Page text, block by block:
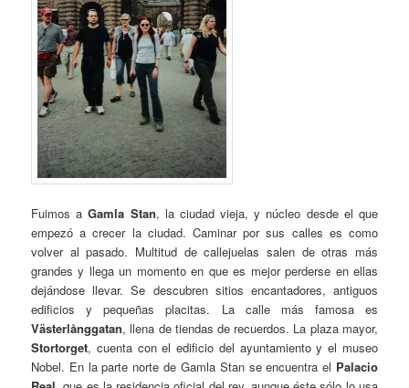
Fuimos aGamla Stan, la ciudad vieja, y núcleo desde el que
empezó a crecer la ciudad. Caminar por sus calles es como
volver al pasado. Multitud de callejuelas salen de otras más
grandes y llega un momento en que es mejor perderse en ellas
dejándose llevar. Se descubren sitios encantadores, antiguos
edificios y pequeñas placitas. La calle más famosa es
Västerlånggatan, llena de tiendas de recuerdos. La plaza mayor,
Stortorget, cuenta con el edificio del ayuntamiento y el museo
Nobel. En la parte norte de Gamla Stan se encuentra el Palacio